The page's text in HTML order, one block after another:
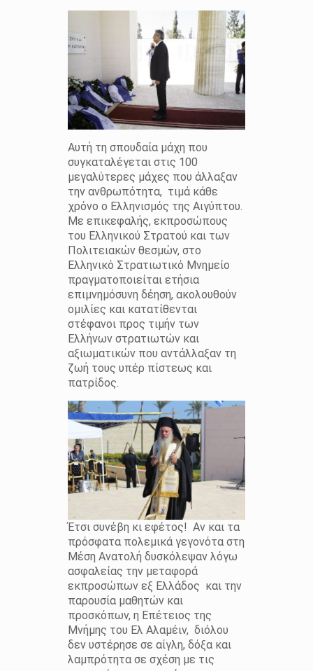
Αυτή τη σπουδαία μάχη που
συγκαταλέγεται στις 100
μεγαλύτερες μάχες που άλλαξαν
την ανθρωπότητα, τιμά κάθε
χρόνο ο Ελληνισμός της Αιγύπτου.
Με επικεφαλής, εκπροσώπους
του Ελληνικού Στρατού και των
Πολιτειακών θεσμών, στο
Ελληνικό Στρατιωτικό Μνημείο
πραγματοποιείται ετήσια
επιμνημόσυνη δέηση, ακολουθούν
ομιλίες και κατατίθενται
στέφανοι προς τιμήν των
Ελλήνων στρατιωτών και
αξιωματικών που αντάλλαξαν τη
ζωή τους υπέρ πίστεως και
πατρίδος.
Έτσι συνέβη κι εφέτος! Αν και τα
πρόσφατα πολεμικά γεγονότα στη
Μέση Ανατολή δυσκόλεψαν λόγω
ασφαλείας την μεταφορά
εκπροσώπων εξ Ελλάδος και την
παρουσία μαθητών και
προσκόπων, η Επέτειος της
Μνήμης του Ελ Αλαμέιν, διόλου
δεν υστέρησε σε αίγλη, δόξα και
λαμπρότητα σε σχέση με τις